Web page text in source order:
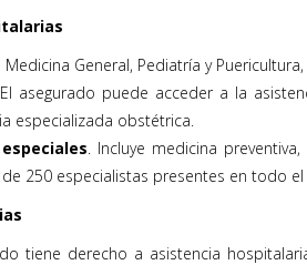
Medicina General, Pediatría y
asegurado puede acceder a la
especializada obstétrica.
. Incluye medicina
250 especialistas presentes en todo
tiene derecho a asistencia